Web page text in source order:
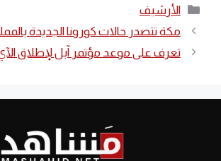
التصنيفات
الأرشيف
مكة تتصدر حالات كورونا الجديدة
تعرف على موعد مؤتمر آبل لإطلاق الآي-فون